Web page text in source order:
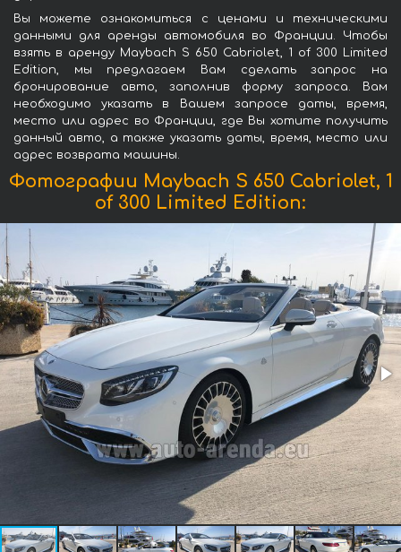
Вы можете ознакомиться с ценами и техническими
данными для аренды автомобиля во Франции. Чтобы
взять в аренду Maybach S 650 Cabriolet, 1 of 300 Limited
Edition, мы предлагаем Вам сделать запрос на
бронирование авто, заполнив форму запроса. Вам
необходимо указать в Вашем запросе даты, время,
место или адрес во Франции, где Вы хотите получить
данный авто, а также указать даты, время, место или
адрес возврата машины.
Фотографии Maybach S 650 Cabriolet, 1
of 300 Limited Edition: